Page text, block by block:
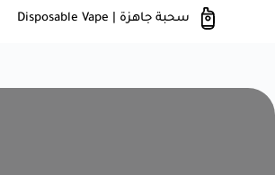
سحبة جاهزة | Disposable Vape